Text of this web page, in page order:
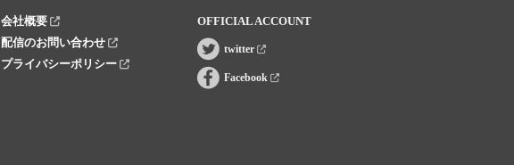
会社概要
配信のお問い合わせ
プライバシーポリシー
OFFICIAL ACCOUNT
twitter
Facebook